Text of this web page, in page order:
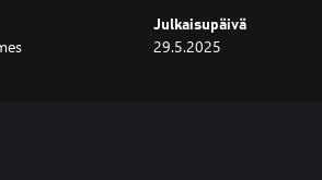
Julkaisupäivä
29.5.2025